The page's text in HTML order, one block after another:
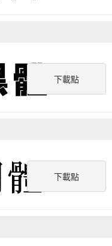
下載點
下載點